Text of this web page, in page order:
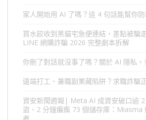
家人開始用 AI 了嗎？這 4 句話能幫你
買水餃收到黑貓宅急便連結，差點被
LINE 網購詐騙 2026 完整劇本拆解
你刪了對話就沒事了嗎？關於 AI 隱私
遠端打工、兼職副業藏陷阱？求職詐騙
資安新聞週報| Meta AI 成資安破口逾
盜、2 分鐘癱瘓 73 個儲存庫：Miasma